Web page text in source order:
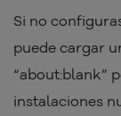
Si no
puede cargar
“about:blank”
instalaciones